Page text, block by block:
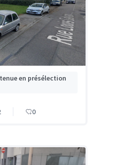
en présélection
0